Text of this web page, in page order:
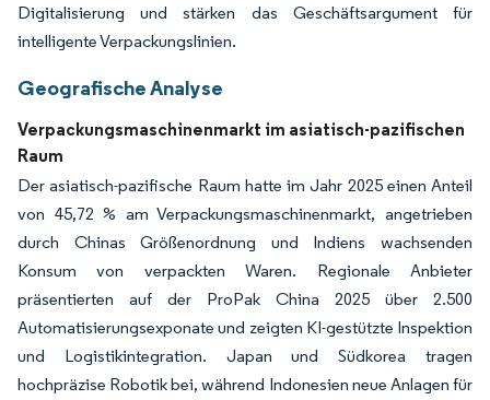
Digitalisierung und stärken das Geschäftsargument für
intelligente Verpackungslinien.
Geografische Analyse
Verpackungsmaschinenmarkt im asiatisch-pazifischen
Raum
Der asiatisch-pazifische Raum hatte im Jahr 2025 einen Anteil
von 45,72 % am Verpackungsmaschinenmarkt, angetrieben
durch Chinas Größenordnung und Indiens wachsenden
Konsum von verpackten Waren. Regionale Anbieter
präsentierten auf der ProPak China 2025 über 2.500
Automatisierungsexponate und zeigten KI-gestützte Inspektion
und Logistikintegration. Japan und Südkorea tragen
hochpräzise Robotik bei, während Indonesien neue Anlagen für